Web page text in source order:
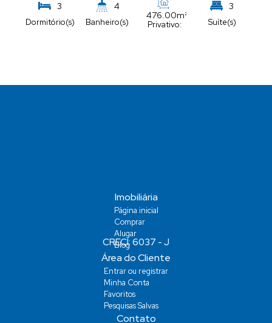
3
Dormitório(s)
4
Banheiro(s) Privativo:
476.00m²
3
Suíte(s)
Imobiliária
Página inicial
Comprar
Alugar
Blog
Área do Cliente
Entrar ou registrar
Minha Conta
Favoritos
Pesquisas Salvas
Contato